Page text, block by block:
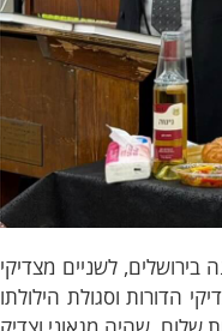
לשניים מצדיקי
הדורות וסגולת הילולתו